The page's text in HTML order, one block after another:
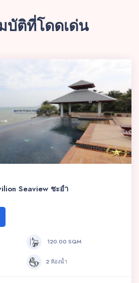
ติที่โดดเด่น
Seaview ชะอำ
120.00 SQM
2 ห้องน้ำ